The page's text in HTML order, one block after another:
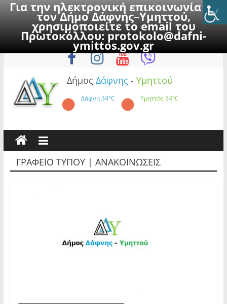
Για την ηλεκτρονική επικοινωνία με
τον Δήμο Δάφνης–Υμηττού,
χρησιμοποιείτε το email του
Πρωτοκόλλου:protokolo@dafni-
ymittos.gov.gr
to
Πέμπτη, 6 Αυγούστου 2026
Δήμος Δάφνης - Υμηττού
Δάφνη34°C Υμηττός34°C
ΓΡΑΦΕΙΟ ΤΥΠΟΥ | ΑΝΑΚΟΙΝΩΣΕΙΣ